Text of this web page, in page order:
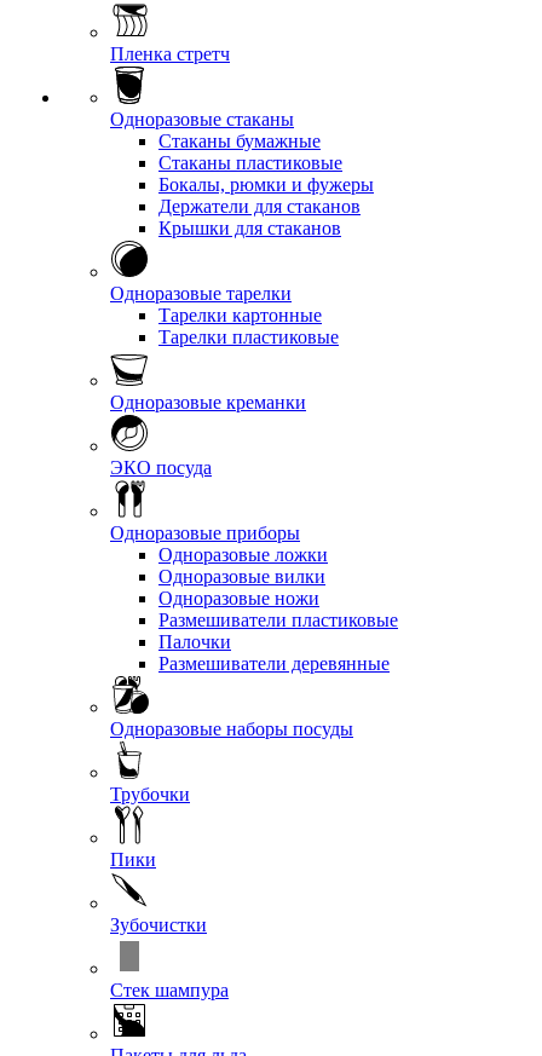
Пленка стретч
Одноразовые стаканы
Стаканы бумажные
Стаканы пластиковые
Бокалы, рюмки и фужеры
Держатели для стаканов
Крышки для стаканов
Одноразовые тарелки
Тарелки картонные
Тарелки пластиковые
Одноразовые креманки
ЭКО посуда
Одноразовые приборы
Одноразовые ложки
Одноразовые вилки
Одноразовые ножи
Размешиватели пластиковые
Палочки
Размешиватели деревянные
Одноразовые наборы посуды
Трубочки
Пики
Зубочистки
Стек шампура